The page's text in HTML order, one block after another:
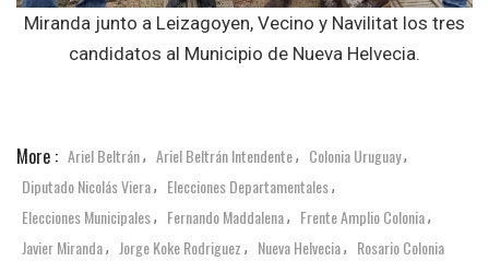
Miranda junto a Leizagoyen, Vecino y Navilitat los tres
candidatos al Municipio de Nueva Helvecia.
More : Ariel Beltrán, Ariel Beltrán Intendente, Colonia Uruguay,
Diputado Nicolás Viera, Elecciones Departamentales,
Elecciones Municipales, Fernando Maddalena, Frente Amplio Colonia,
Javier Miranda, Jorge Koke Rodriguez , Nueva Helvecia, Rosario Colonia